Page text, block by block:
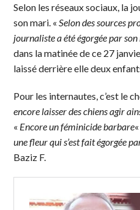
Selon les réseaux sociaux, la
son mari. «Selon des sources
journaliste a été égorgée par
dans la matinée de ce 27
laissé derrière elle deux
Pour les internautes, c’est le
encore laisser des chiens agir
« Encore un féminicide barbare
une fleur qui s’est fait égorgée
Baziz F.